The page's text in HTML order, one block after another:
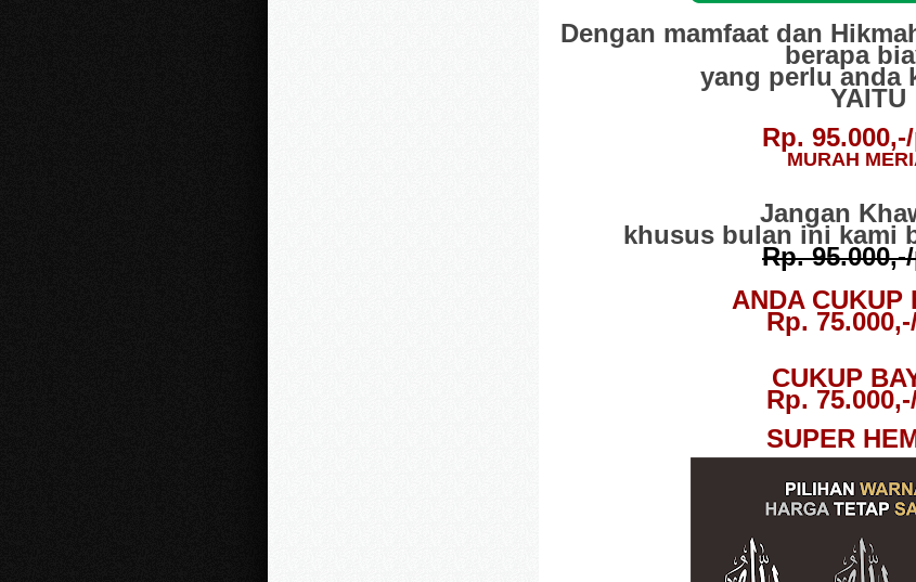
Dengan mamfaat dan
berapa
yang perlu anda
YAITU
Rp.
MURAH
Jangan
khusus bulan ini kami
Rp.
ANDA CUKUP
Rp.
CUKUP
Rp.
SUPER